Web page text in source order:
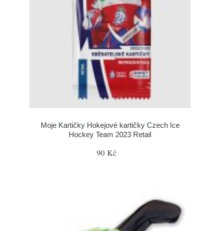
Moje Kartičky Hokejové kartičky Czech Ice
Hockey Team 2023 Retail
90 Kč